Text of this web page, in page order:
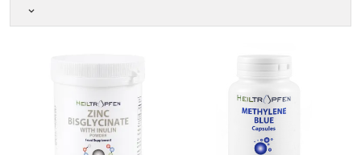
keyboard_arrow_down